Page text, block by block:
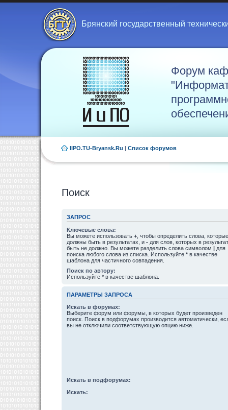
Брянский государственный
Форум
IIPO.TU-Bryansk.Ru | Список форумов
Поиск
ЗАПРОС
Ключевые слова:
Вы можете использовать + , чтобы определить слова, которые
должны быть в результатах, и - для слов, которых в
быть не должно. Вы можете разделить слова символом | для
поиска любого слова из списка. Используйте * в качестве
шаблона для частичного совпадения.
Поиск по автору:
Используйте * в качестве шаблона.
ПАРАМЕТРЫ ЗАПРОСА
Искать в форумах:
Выберите форум или форумы, в которых будет произведен
поиск. Поиск в подфорумах производится автоматически,
вы не отключили соответствующую опцию ниже.
Искать в подфорумах:
Искать: